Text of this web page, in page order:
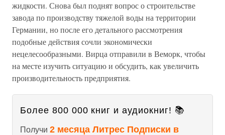
жидкости. Снова был поднят вопрос о строительстве
завода по производству тяжелой воды на территории
Германии, но после его детального рассмотрения
подобные действия сочли экономически
нецелесообразными. Вирца отправили в Веморк, чтобы
на месте изучить ситуацию и обсудить, как увеличить
производительность предприятия.
Более 800 000 книг и аудиокниг! 📚
Получи 2 месяца Литрес Подписки в